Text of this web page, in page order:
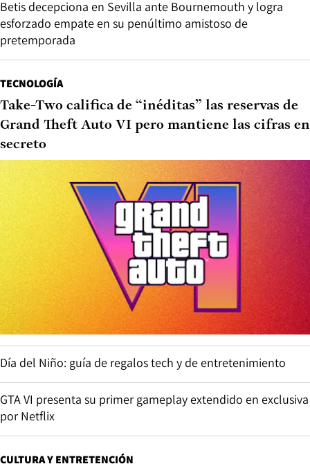
Betis decepciona en Sevilla ante Bournemouth y logra
esforzado empate en su penúltimo amistoso de
pretemporada
TECNOLOGÍA
Take-Two califica de “inéditas” las reservas de
Grand Theft Auto VI pero mantiene las cifras en
secreto
Día del Niño: guía de regalos tech y de entretenimiento
GTA VI presenta su primer gameplay extendido en exclusiva
por Netflix
CULTURA Y ENTRETENCIÓN